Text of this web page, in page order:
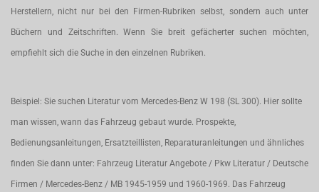
Herstellern, nicht nur bei den Firmen-Rubriken selbst, sondern auch unter
Büchern und Zeitschriften. Wenn Sie breit gefächerter suchen möchten,
empfiehlt sich die Suche in den einzelnen Rubriken.
Beispiel: Sie suchen Literatur vom Mercedes-Benz W 198 (SL 300). Hier sollte
man wissen, wann das Fahrzeug gebaut wurde. Prospekte,
Bedienungsanleitungen, Ersatzteillisten, Reparaturanleitungen und ähnliches
finden Sie dann unter: Fahrzeug Literatur Angebote / Pkw Literatur / Deutsche
Firmen / Mercedes-Benz / MB 1945-1959 und 1960-1969. Das Fahrzeug